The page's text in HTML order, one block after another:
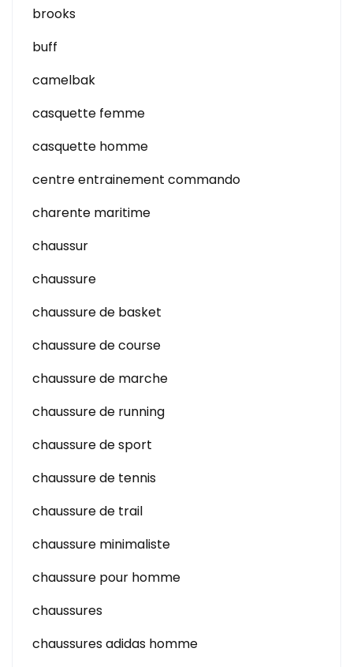
brooks
buff
camelbak
casquette femme
casquette homme
centre entrainement commando
charente maritime
chaussur
chaussure
chaussure de basket
chaussure de course
chaussure de marche
chaussure de running
chaussure de sport
chaussure de tennis
chaussure de trail
chaussure minimaliste
chaussure pour homme
chaussures
chaussures adidas homme